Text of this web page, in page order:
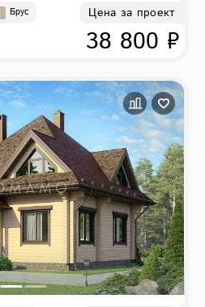
Брус Цена за проект
38 800 ₽